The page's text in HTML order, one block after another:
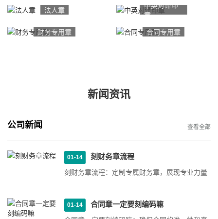
法人章
中英对译印
章
财务专用章 合同专用章
新闻资讯
公司新闻 查看全部
01-14 刻财务章流程
刻财务章流程：定制专属财务章，展现专业力量
01-14 合同章一定要刻编码嘛